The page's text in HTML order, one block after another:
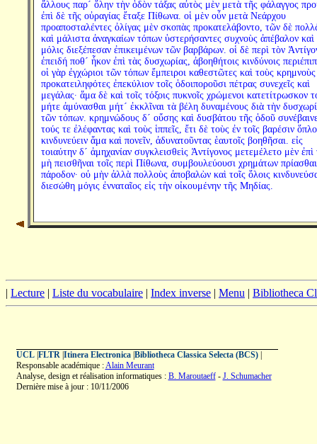
ἄλλους παρ´ ὅλην τὴν ὁδὸν τάξας αὐτὸς μὲν μετὰ τῆς φάλαγγος
ἐπὶ δὲ τῆς οὐραγίας ἔταξε Πίθωνα. οἱ μὲν οὖν μετὰ Νεάρχου
προαποσταλέντες ὀλίγας μὲν σκοπὰς προκατελάβοντο, τῶν δὲ
καὶ μάλιστα ἀναγκαίων τόπων ὑστερήσαντες συχνοὺς ἀπέβαλον καὶ
μόλις διεξέπεσαν ἐπικειμένων τῶν βαρβάρων. οἱ δὲ περὶ τὸν
ἐπειδή ποθ´ ἧκον ἐπὶ τὰς δυσχωρίας, ἀβοηθήτοις κινδύνοις
οἱ γὰρ ἐγχώριοι τῶν τόπων ἔμπειροι καθεστῶτες καὶ τοὺς κρημνοὺς
προκατειληφότες ἐπεκύλιον τοῖς ὁδοιποροῦσι πέτρας συνεχεῖς καὶ
μεγάλας· ἅμα δὲ καὶ τοῖς τόξοις πυκνοῖς χρώμενοι κατετίτρωσκον
μήτε ἀμύνασθαι μήτ´ ἐκκλῖναι τὰ βέλη δυναμένους διὰ τὴν
τῶν τόπων. κρημνώδους δ´ οὔσης καὶ δυσβάτου τῆς ὁδοῦ
τούς τε ἐλέφαντας καὶ τοὺς ἱππεῖς, ἔτι δὲ τοὺς ἐν τοῖς βαρέσιν
κινδυνεύειν ἅμα καὶ πονεῖν, ἀδυνατοῦντας ἑαυτοῖς βοηθῆσαι. εἰς
τοιαύτην δ´ ἀμηχανίαν συγκλεισθεὶς Ἀντίγονος μετεμέλετο μὲν ἐπὶ
μὴ πεισθῆναι τοῖς περὶ Πίθωνα, συμβουλεύουσι χρημάτων
πάροδον· οὐ μὴν ἀλλὰ πολλοὺς ἀποβαλὼν καὶ τοῖς ὅλοις
διεσώθη μόγις ἐνναταῖος εἰς τὴν οἰκουμένην τῆς Μηδίας.
| Lecture | Liste du vocabulaire | Index inverse | Menu | Bibliotheca
UCL| FLTR| Itinera Electronica| Bibliotheca Classica Selecta (BCS)|
Responsable académique :Alain Meurant
Analyse, design et réalisation informatiques : B. Maroutaeff- J. Schumacher
Dernière mise à jour : 10/11/2006